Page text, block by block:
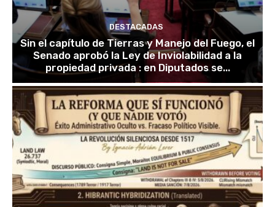
DESTACADAS
Sin el capítulo de Tierras y Manejo del Fuego, el
Senado aprobó la Ley de Inviolabilidad a la
propiedad privada : en Diputados se...